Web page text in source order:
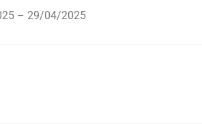
– 29/04/2025